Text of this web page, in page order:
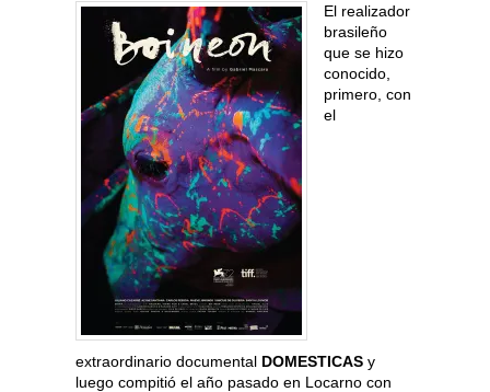
El realizador
brasileño
que se hizo
conocido,
primero, con
el
extraordinario documental DOMESTICAS y
luego compitió el año pasado en Locarno con